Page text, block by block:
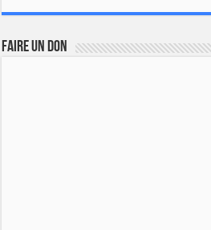
FAIRE UN DON